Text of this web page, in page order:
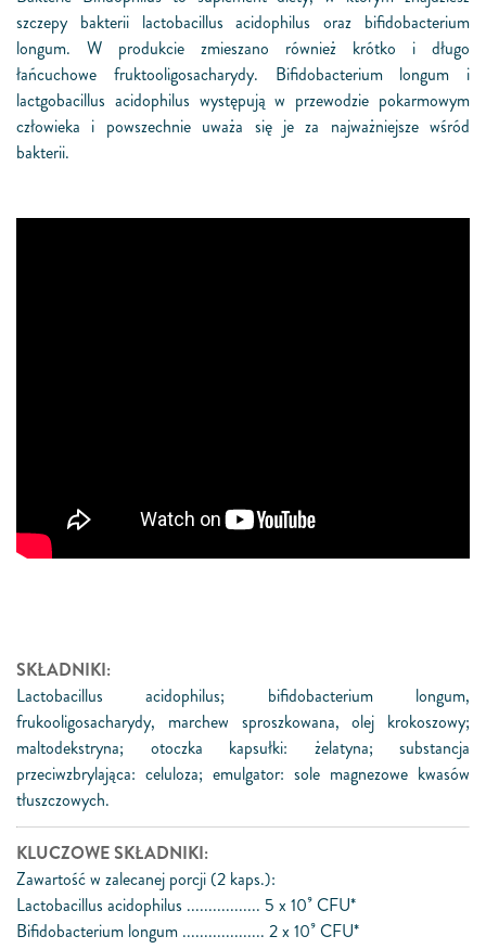
szczepy bakterii lactobacillus acidophilus oraz bifidobacterium
longum. W produkcie zmieszano również krótko i długo
łańcuchowe fruktooligosacharydy. Bifidobacterium longum i
lactgobacillus acidophilus występują w przewodzie pokarmowym
człowieka i powszechnie uważa się je za najważniejsze wśród
bakterii.
SKŁADNIKI:
Lactobacillus acidophilus; bifidobacterium longum,
frukooligosacharydy, marchew sproszkowana, olej krokoszowy;
maltodekstryna; otoczka kapsułki: żelatyna; substancja
przeciwzbrylająca: celuloza; emulgator: sole magnezowe kwasów
tłuszczowych.
KLUCZOWE SKŁADNIKI:
Zawartość w zalecanej porcji (2 kaps.):
Lactobacillus acidophilus ................. 5 x 10⁹ CFU*
Bifidobacterium longum ................... 2 x 10⁹ CFU*